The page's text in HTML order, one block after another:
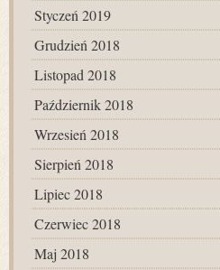
Styczeń 2019
Grudzień 2018
Listopad 2018
Październik 2018
Wrzesień 2018
Sierpień 2018
Lipiec 2018
Czerwiec 2018
Maj 2018